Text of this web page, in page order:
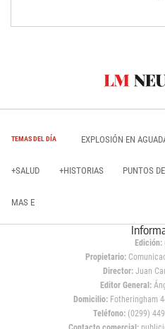
TEMAS DEL DÍA EXPLOSIÓN EN
+SALUD +HISTORIAS PUNTOS
MAS E
Edición:
Propietario:
Director: Juan
Editor General:
Domicilio:Fotheringham
Teléfono: (0299)